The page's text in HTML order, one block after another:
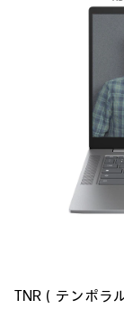
TNR（テンポラ